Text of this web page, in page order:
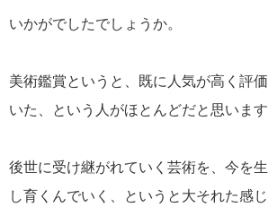
いかがでしたでしょうか。
美術鑑賞というと、既に人気が高く評
いた、という人がほとんどだと思います
後世に受け継がれていく芸術を、今を
し育くんでいく、というと大それた感